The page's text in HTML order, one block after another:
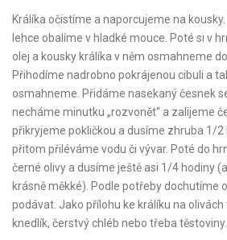
Králíka očistíme a naporcujeme na
lehce obalíme v hladké mouce. Poté si v
olej a kousky králíka v něm osmahneme
Přihodíme nadrobno pokrájenou cibuli a
osmahneme. Přidáme nasekaný česnek
necháme minutku „rozvonět“ a zalijeme
přikryjeme pokličkou a dusíme zhruba 1/2
přitom přiléváme vodu či vývar. Poté do
černé olivy a dusíme ještě asi 1/4 hodiny
krásně měkké). Podle potřeby dochutíme
podávat. Jako přílohu ke králíku na
knedlík, čerstvý chléb nebo třeba těstoviny.